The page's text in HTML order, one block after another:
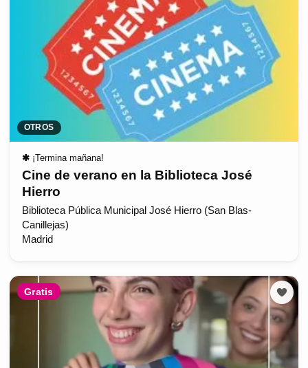
OTROS
✱ ¡Termina mañana!
Cine de verano en la Biblioteca José
Hierro
Biblioteca Pública Municipal José Hierro (San Blas-
Canillejas)
Madrid
Gratis